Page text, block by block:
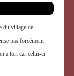
du village de
pas forcément
a tort car celui-ci